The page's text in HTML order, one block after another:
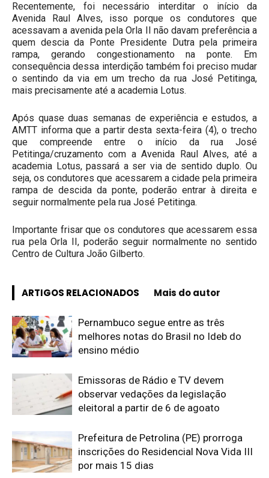
Recentemente, foi necessário interditar o início da
Avenida Raul Alves, isso porque os condutores que
acessavam a avenida pela Orla II não davam preferência a
quem descia da Ponte Presidente Dutra pela primeira
rampa, gerando congestionamento na ponte. Em
consequência dessa interdição também foi preciso mudar
o sentindo da via em um trecho da rua José Petitinga,
mais precisamente até a academia Lotus.
Após quase duas semanas de experiência e estudos, a
AMTT informa que a partir desta sexta-feira (4), o trecho
que compreende entre o início da rua José
Petitinga/cruzamento com a Avenida Raul Alves, até a
academia Lotus, passará a ser via de sentido duplo. Ou
seja, os condutores que acessarem a cidade pela primeira
rampa de descida da ponte, poderão entrar à direita e
seguir normalmente pela rua José Petitinga.
Importante frisar que os condutores que acessarem essa
rua pela Orla II, poderão seguir normalmente no sentido
Centro de Cultura João Gilberto.
ARTIGOS RELACIONADOS Mais do autor
Pernambuco segue entre as três
melhores notas do Brasil no Ideb do
ensino médio
Emissoras de Rádio e TV devem
observar vedações da legislação
eleitoral a partir de 6 de agoato
Prefeitura de Petrolina (PE) prorroga
inscrições do Residencial Nova Vida III
por mais 15 dias